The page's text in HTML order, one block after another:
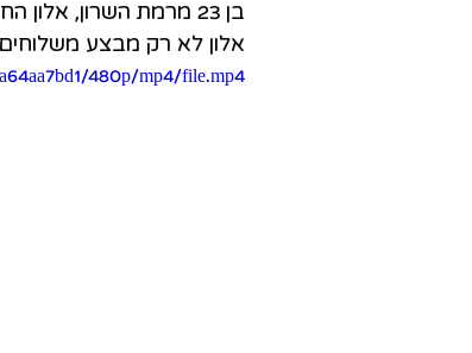
בן 23 מרמת השרון, אלון החל לרכוב על אופניים כשהיה בן 14. ומהר מאוד הגיע לפודיום בארץ ובחול.
אלון לא רק מבצע
480p/mp4/file.mp4